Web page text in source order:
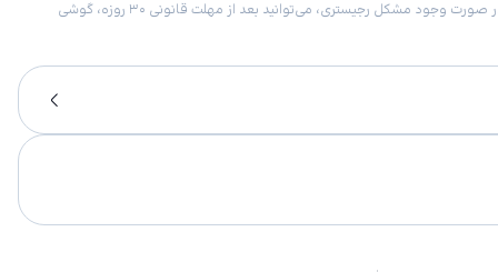
امکان برگشت کالا در گروه موبایل با دلیل “انصراف از خرید“ تنها در صورتی مورد قبول است که پلمب کالا باز نشده باشد. تمام گوشی‌های جی‌اس‌ام ضمانت رجیستری دارند. در صورت وجود مشکل رجیستری، می‌توانید بعد از مهلت قانونی ۳۰ روزه، گوشی